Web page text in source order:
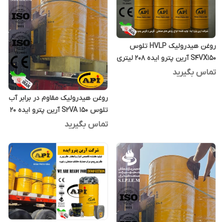
روغن هیدرولیک HVLP تلوس
S4VX150 آرین پترو ایده 208 لیتری
تماس بگیرید
روغن هیدرولیک مقاوم در برابر آب
تلوس S2VA 150 آرین پترو ایده 20
لیتری
تماس بگیرید